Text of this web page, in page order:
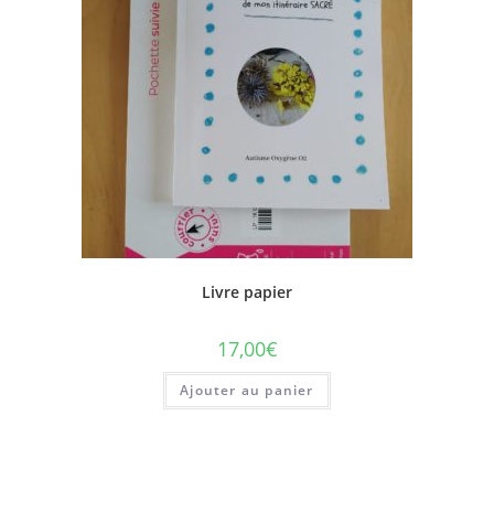
Livre papier
17,00€
Ajouter au panier